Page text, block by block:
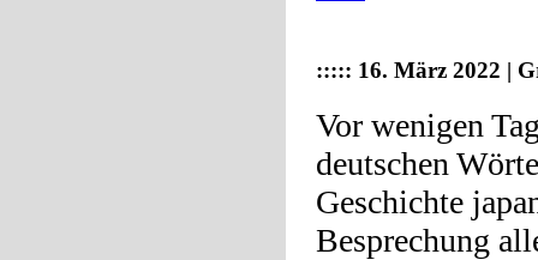
::::: 16. März 2022 |
Vor wenigen
deutschen
Geschichte
Besprechung